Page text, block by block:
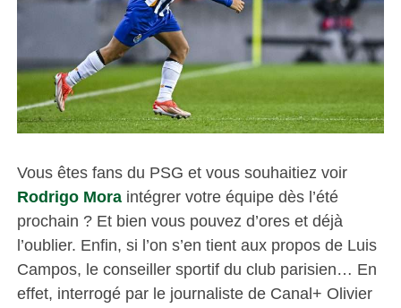
Vous êtes fans du PSG et vous souhaitiez voir
Rodrigo Moraintégrer votre équipe dès l’été
prochain ? Et bien vous pouvez d’ores et déjà
l’oublier. Enfin, si l’on s’en tient aux propos de Luis
Campos, le conseiller sportif du club parisien… En
effet, interrogé par le journaliste de Canal+ Olivier